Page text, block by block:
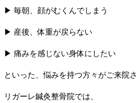
▶︎ 毎朝、顔がむくんでしまう
▶︎ 産後、体重が戻らない
▶︎ 痛みを感じない身体にしたい
といった、悩みを持つ方々がご来院
リガーレ鍼灸整骨院では、